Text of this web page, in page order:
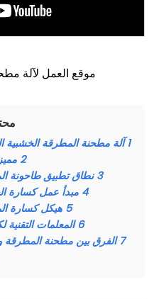
موقع العمل لآلة
1 آلة مطحنة المطرقة الخشبية
2
3 نطاق تطبيق طاحونة
4 مبدأ عمل كسارة
5 هيكل كسارة
6 المعلمات
7 الفرق بين مطحنة